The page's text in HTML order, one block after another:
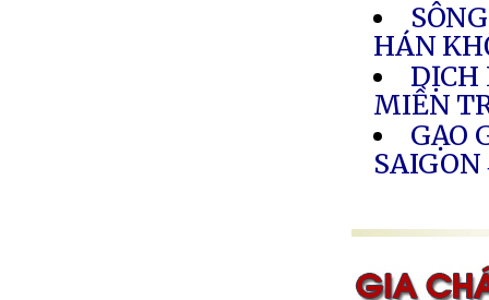
HÁN
DỊCH
MIỀN
GẠO
SAIGON